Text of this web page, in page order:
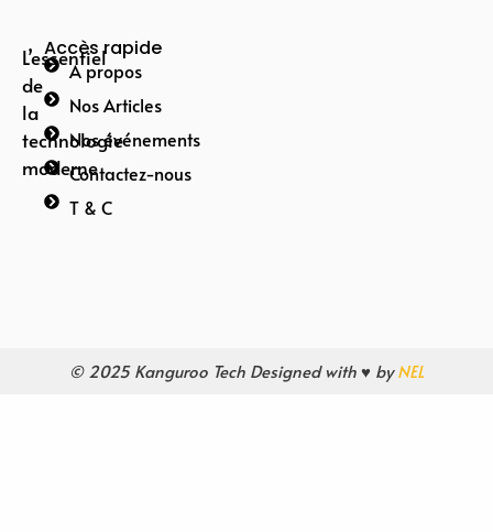
L’essentiel
de
la
technologie
moderne
Accès rapide
A propos
Nos Articles
Nos événements
Contactez-nous
T & C
© 2025 Kanguroo Tech Designed with ♥ byNEL